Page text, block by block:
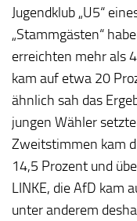
Jugendklub „U5“
„Stammgästen“
erreichten mehr als
kam auf etwa 20
ähnlich sah das
jungen Wähler
Zweitstimmen kam
14,5 Prozent und
LINKE, die AfD kam
unter anderem